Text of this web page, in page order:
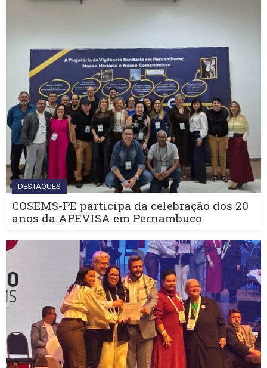
DESTAQUES
COSEMS-PE participa da celebração dos 20
anos da APEVISA em Pernambuco